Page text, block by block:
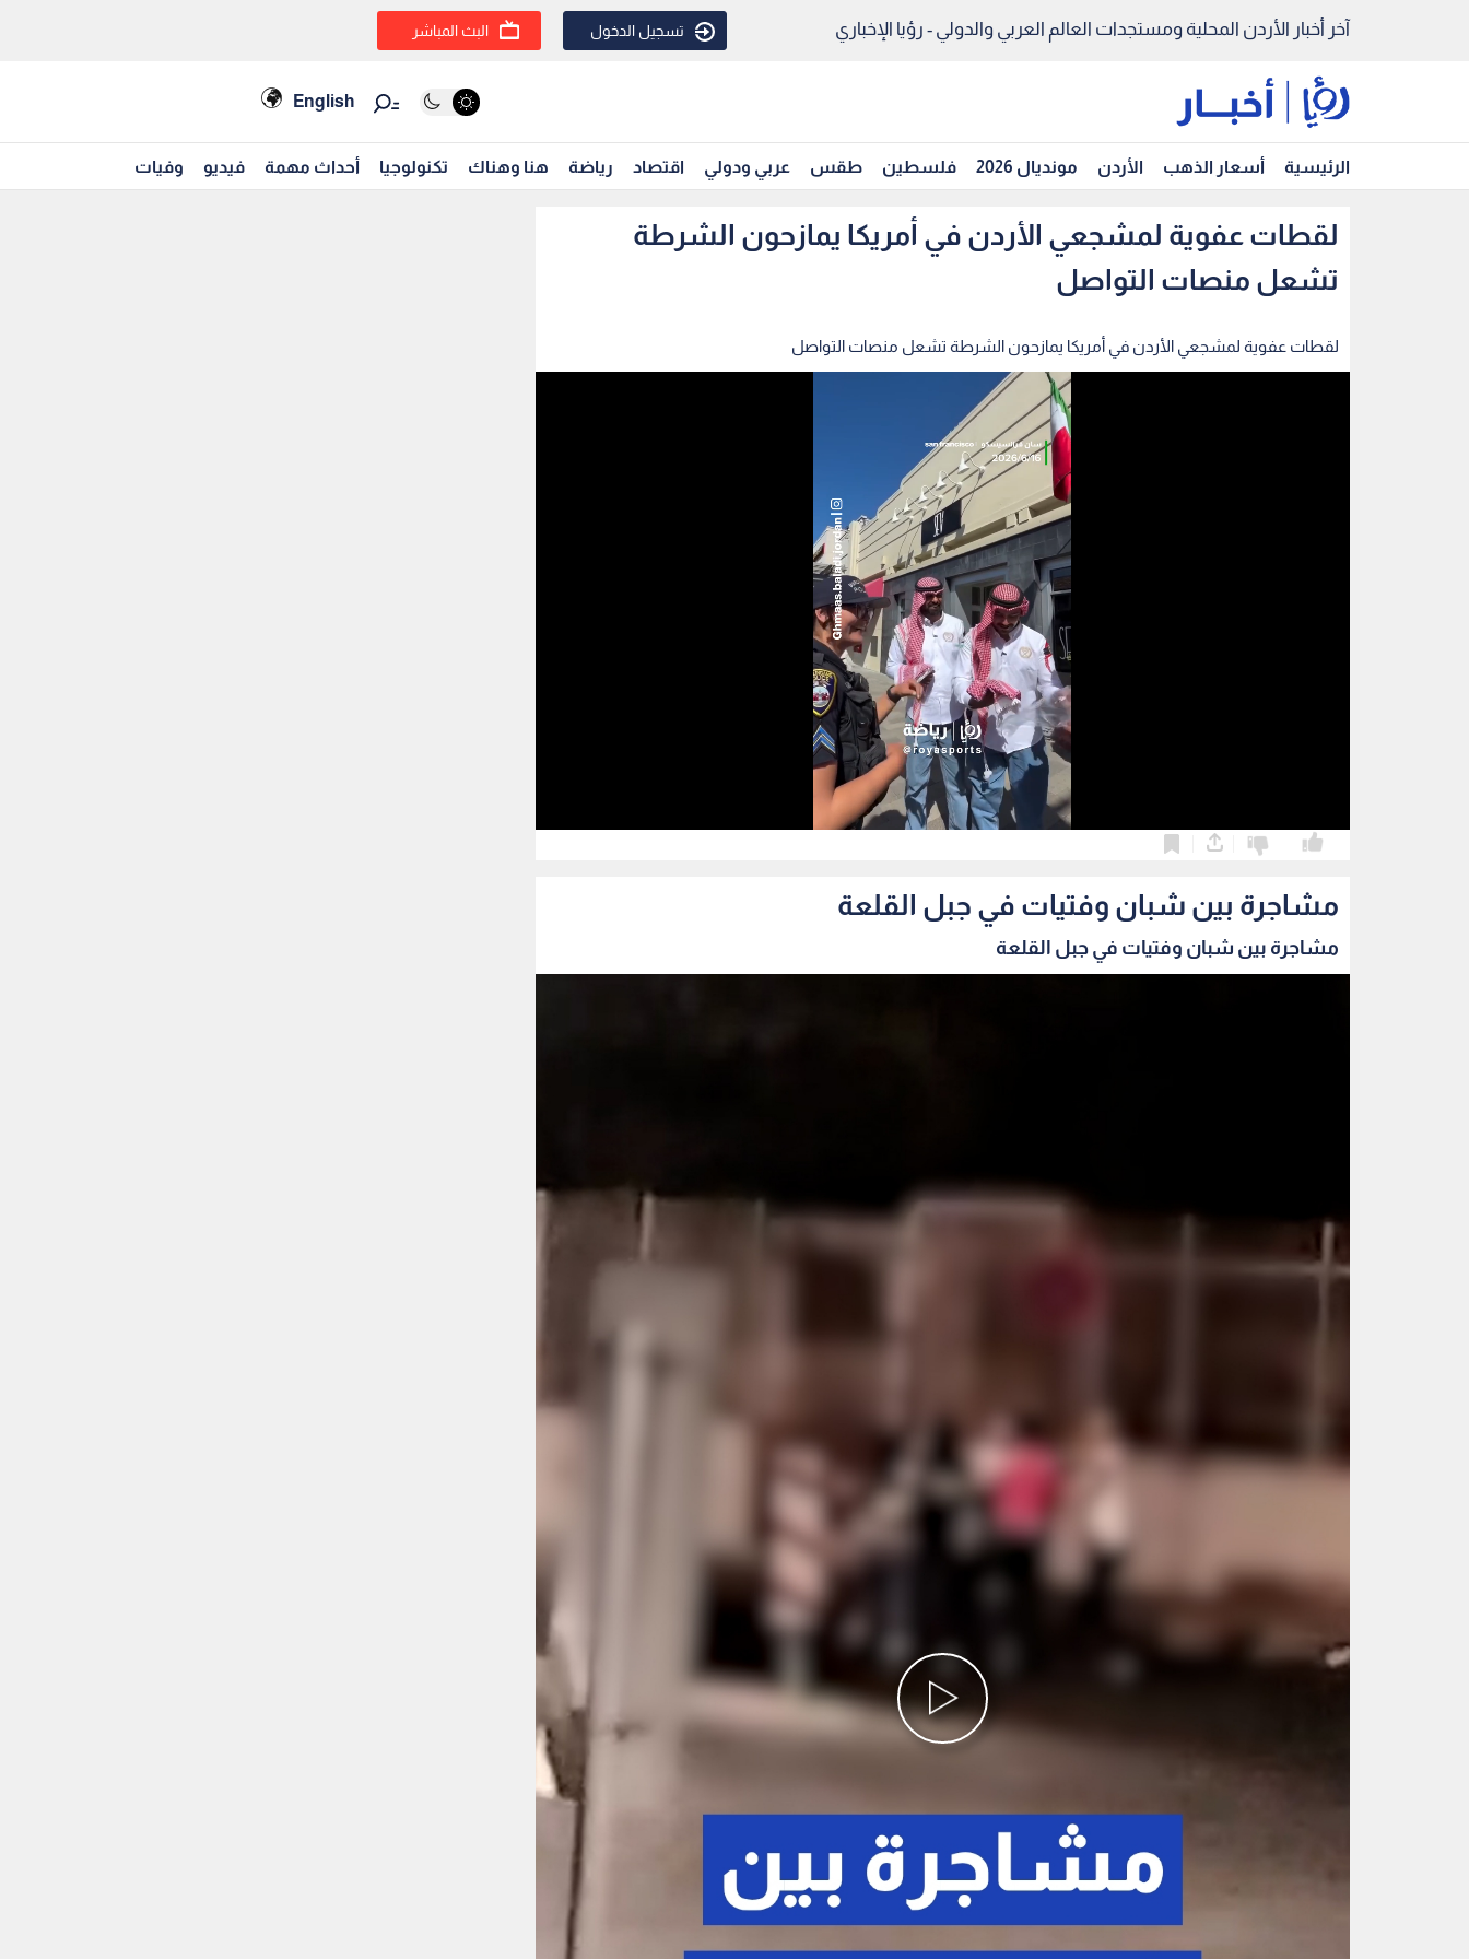
آخر أخبار الأردن المحلية ومستجدات العالم العربي والدولي - رؤيا الإخباري تسجيل الدخول البث المباشر
English
الرئيسية أسعار الذهب الأردن مونديال 2026 فلسطين طقس عربي ودولي اقتصاد رياضة هنا وهناك تكنولوجيا أحداث مهمة فيديو وفيات
لقطات عفوية لمشجعي الأردن في أمريكا يمازحون الشرطة
تشعل منصات التواصل
لقطات عفوية لمشجعي الأردن في أمريكا يمازحون الشرطة تشعل منصات التواصل
مشاجرة بين شبان وفتيات في جبل القلعة
مشاجرة بين شبان وفتيات في جبل القلعة